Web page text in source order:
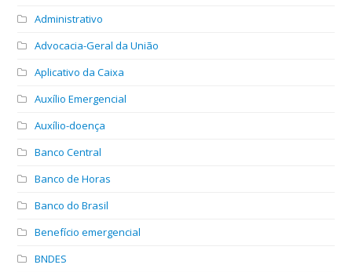
Administrativo
Advocacia-Geral da União
Aplicativo da Caixa
Auxílio Emergencial
Auxílio-doença
Banco Central
Banco de Horas
Banco do Brasil
Benefício emergencial
BNDES